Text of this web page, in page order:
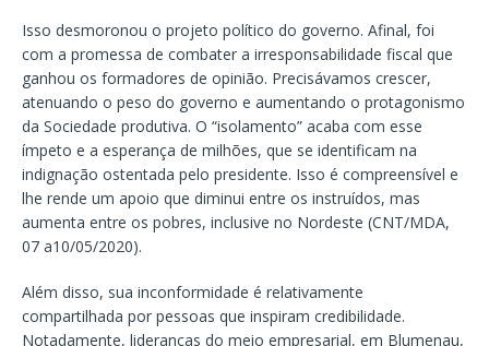
Isso desmoronou o projeto político do governo. Afinal, foi
com a promessa de combater a irresponsabilidade fiscal que
ganhou os formadores de opinião. Precisávamos crescer,
atenuando o peso do governo e aumentando o protagonismo
da Sociedade produtiva. O “isolamento” acaba com esse
ímpeto e a esperança de milhões, que se identificam na
indignação ostentada pelo presidente. Isso é compreensível e
lhe rende um apoio que diminui entre os instruídos, mas
aumenta entre os pobres, inclusive no Nordeste (CNT/MDA,
07 a10/05/2020).
Além disso, sua inconformidade é relativamente
compartilhada por pessoas que inspiram credibilidade.
Notadamente, lideranças do meio empresarial, em Blumenau,